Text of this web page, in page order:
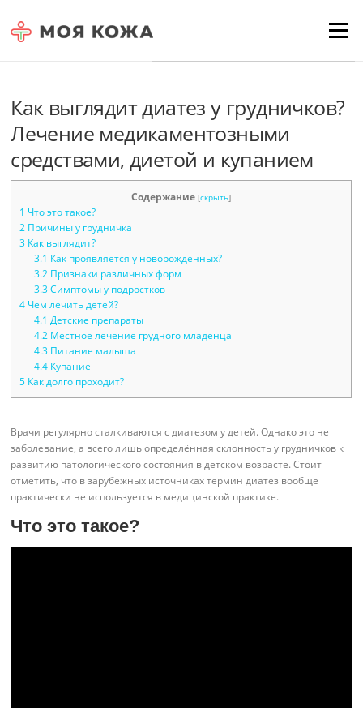
Menu
Как выглядит диатез у грудничков?
Лечение медикаментозными
средствами, диетой и купанием
Содержание [скрыть]
1 Что это такое?
2 Причины у грудничка
3 Как выглядит?
3.1 Как проявляется у новорожденных?
3.2Признаки различных форм
3.3Симптомы у подростков
4 Чем лечить детей?
4.1 Детские препараты
4.2Местное лечение грудного младенца
4.3Питание малыша
4.4Купание
5 Как долго проходит?
Врачи регулярно сталкиваются с диатезом у детей. Однако это не
заболевание, а всего лишь определённая склонность у грудничков к
развитию патологического состояния в детском возрасте. Стоит
отметить, что в зарубежных источниках термин диатез вообще
практически не используется в медицинской практике.
Что это такое?
Для любых предложений по